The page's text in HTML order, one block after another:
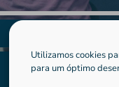
Utilizamos cookies
para um óptimo